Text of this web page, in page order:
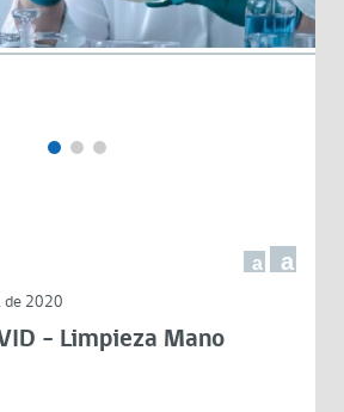
a a
de 2020
- Limpieza Mano